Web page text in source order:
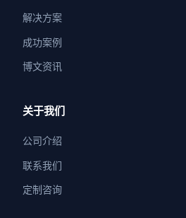
解决方案
成功案例
博文资讯
关于我们
公司介绍
联系我们
定制咨询